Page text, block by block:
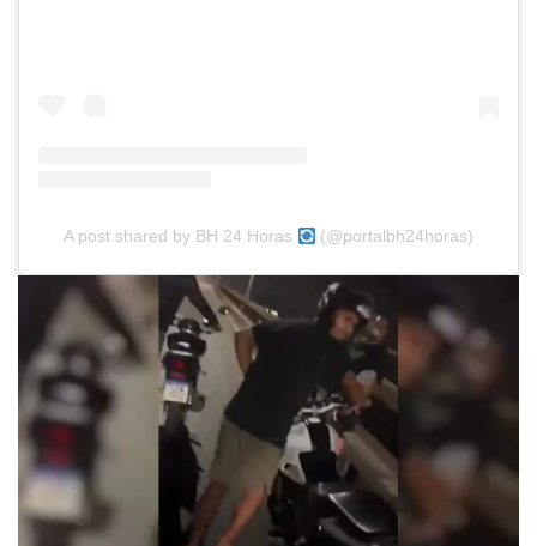
A post shared by BH 24 Horas (@portalbh24horas)